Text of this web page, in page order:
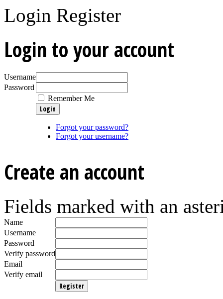
Login Register
Login to your account
Username
Password
Remember Me
Forgot your password?
Forgot your username?
Create an account
Fields marked with an
Name
Username
Password
Verify password
Email
Verify email
Register